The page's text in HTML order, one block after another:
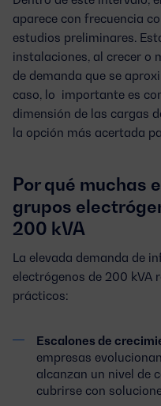
aparece con frecuencia
estudios preliminares.
instalaciones, al crecer o
de demanda que se
caso, lo importante es
dimensión de las cargas
la opción más acertada
Por qué muchas
grupos
200 kVA
La elevada demanda de
electrógenos de 200 kVA
prácticos:
Escalones de
empresas
alcanzan un nivel de
cubrirse con